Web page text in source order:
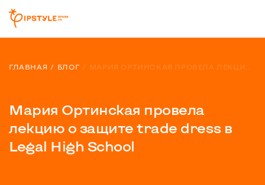
ГЛАВНАЯ БЛОГ
Мария Ортинская провела
лекцию о защите trade dress в
Legal High School